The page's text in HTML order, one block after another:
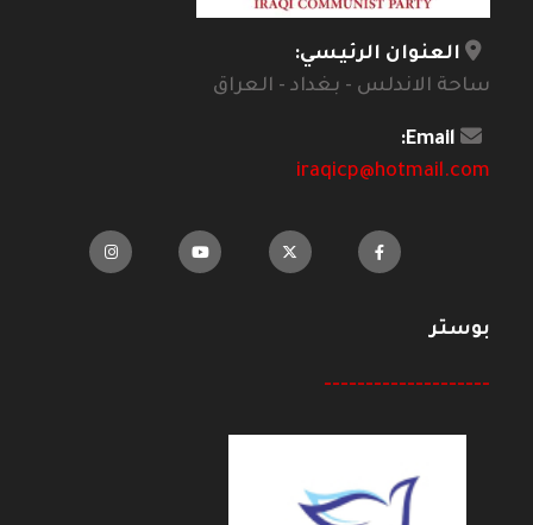
العنوان الرئيسي:
ساحة الاندلس - بغداد - العراق
Email:
iraqicp@hotmail.com
بوستر
--------------------